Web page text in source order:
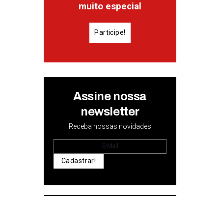
muito especial
Participe!
Assine nossa
newsletter
Receba nossas novidades
Cadastrar!